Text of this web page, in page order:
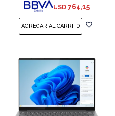
USD 764,15